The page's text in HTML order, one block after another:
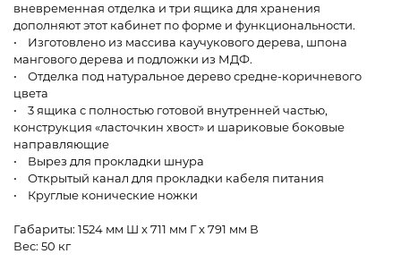
вневременная отделка и три ящика для хранения
дополняют этот кабинет по форме и функциональности.
• Изготовлено из массива каучукового дерева, шпона
мангового дерева и подложки из МДФ.
• Отделка под натуральное дерево средне-коричневого
цвета
• 3 ящика с полностью готовой внутренней частью,
конструкция «ласточкин хвост» и шариковые боковые
направляющие
• Вырез для прокладки шнура
• Открытый канал для прокладки кабеля питания
• Круглые конические ножки
Габариты: 1524 мм Ш x 711 мм Г x 791 мм В
Вес: 50 кг